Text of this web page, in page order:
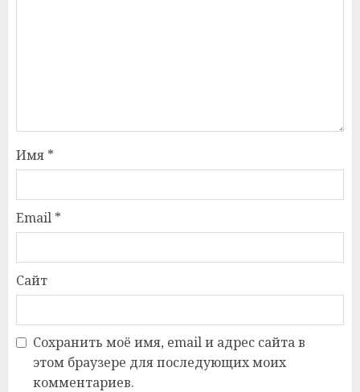
Имя *
Email *
Сайт
Сохранить моё имя, email и адрес сайта в
этом браузере для последующих моих
комментариев.